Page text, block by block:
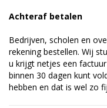
Achteraf betalen
Bedrijven, scholen en
rekening bestellen. Wij
u krijgt netjes een
binnen 30 dagen kunt
hebben en dat is wel zo